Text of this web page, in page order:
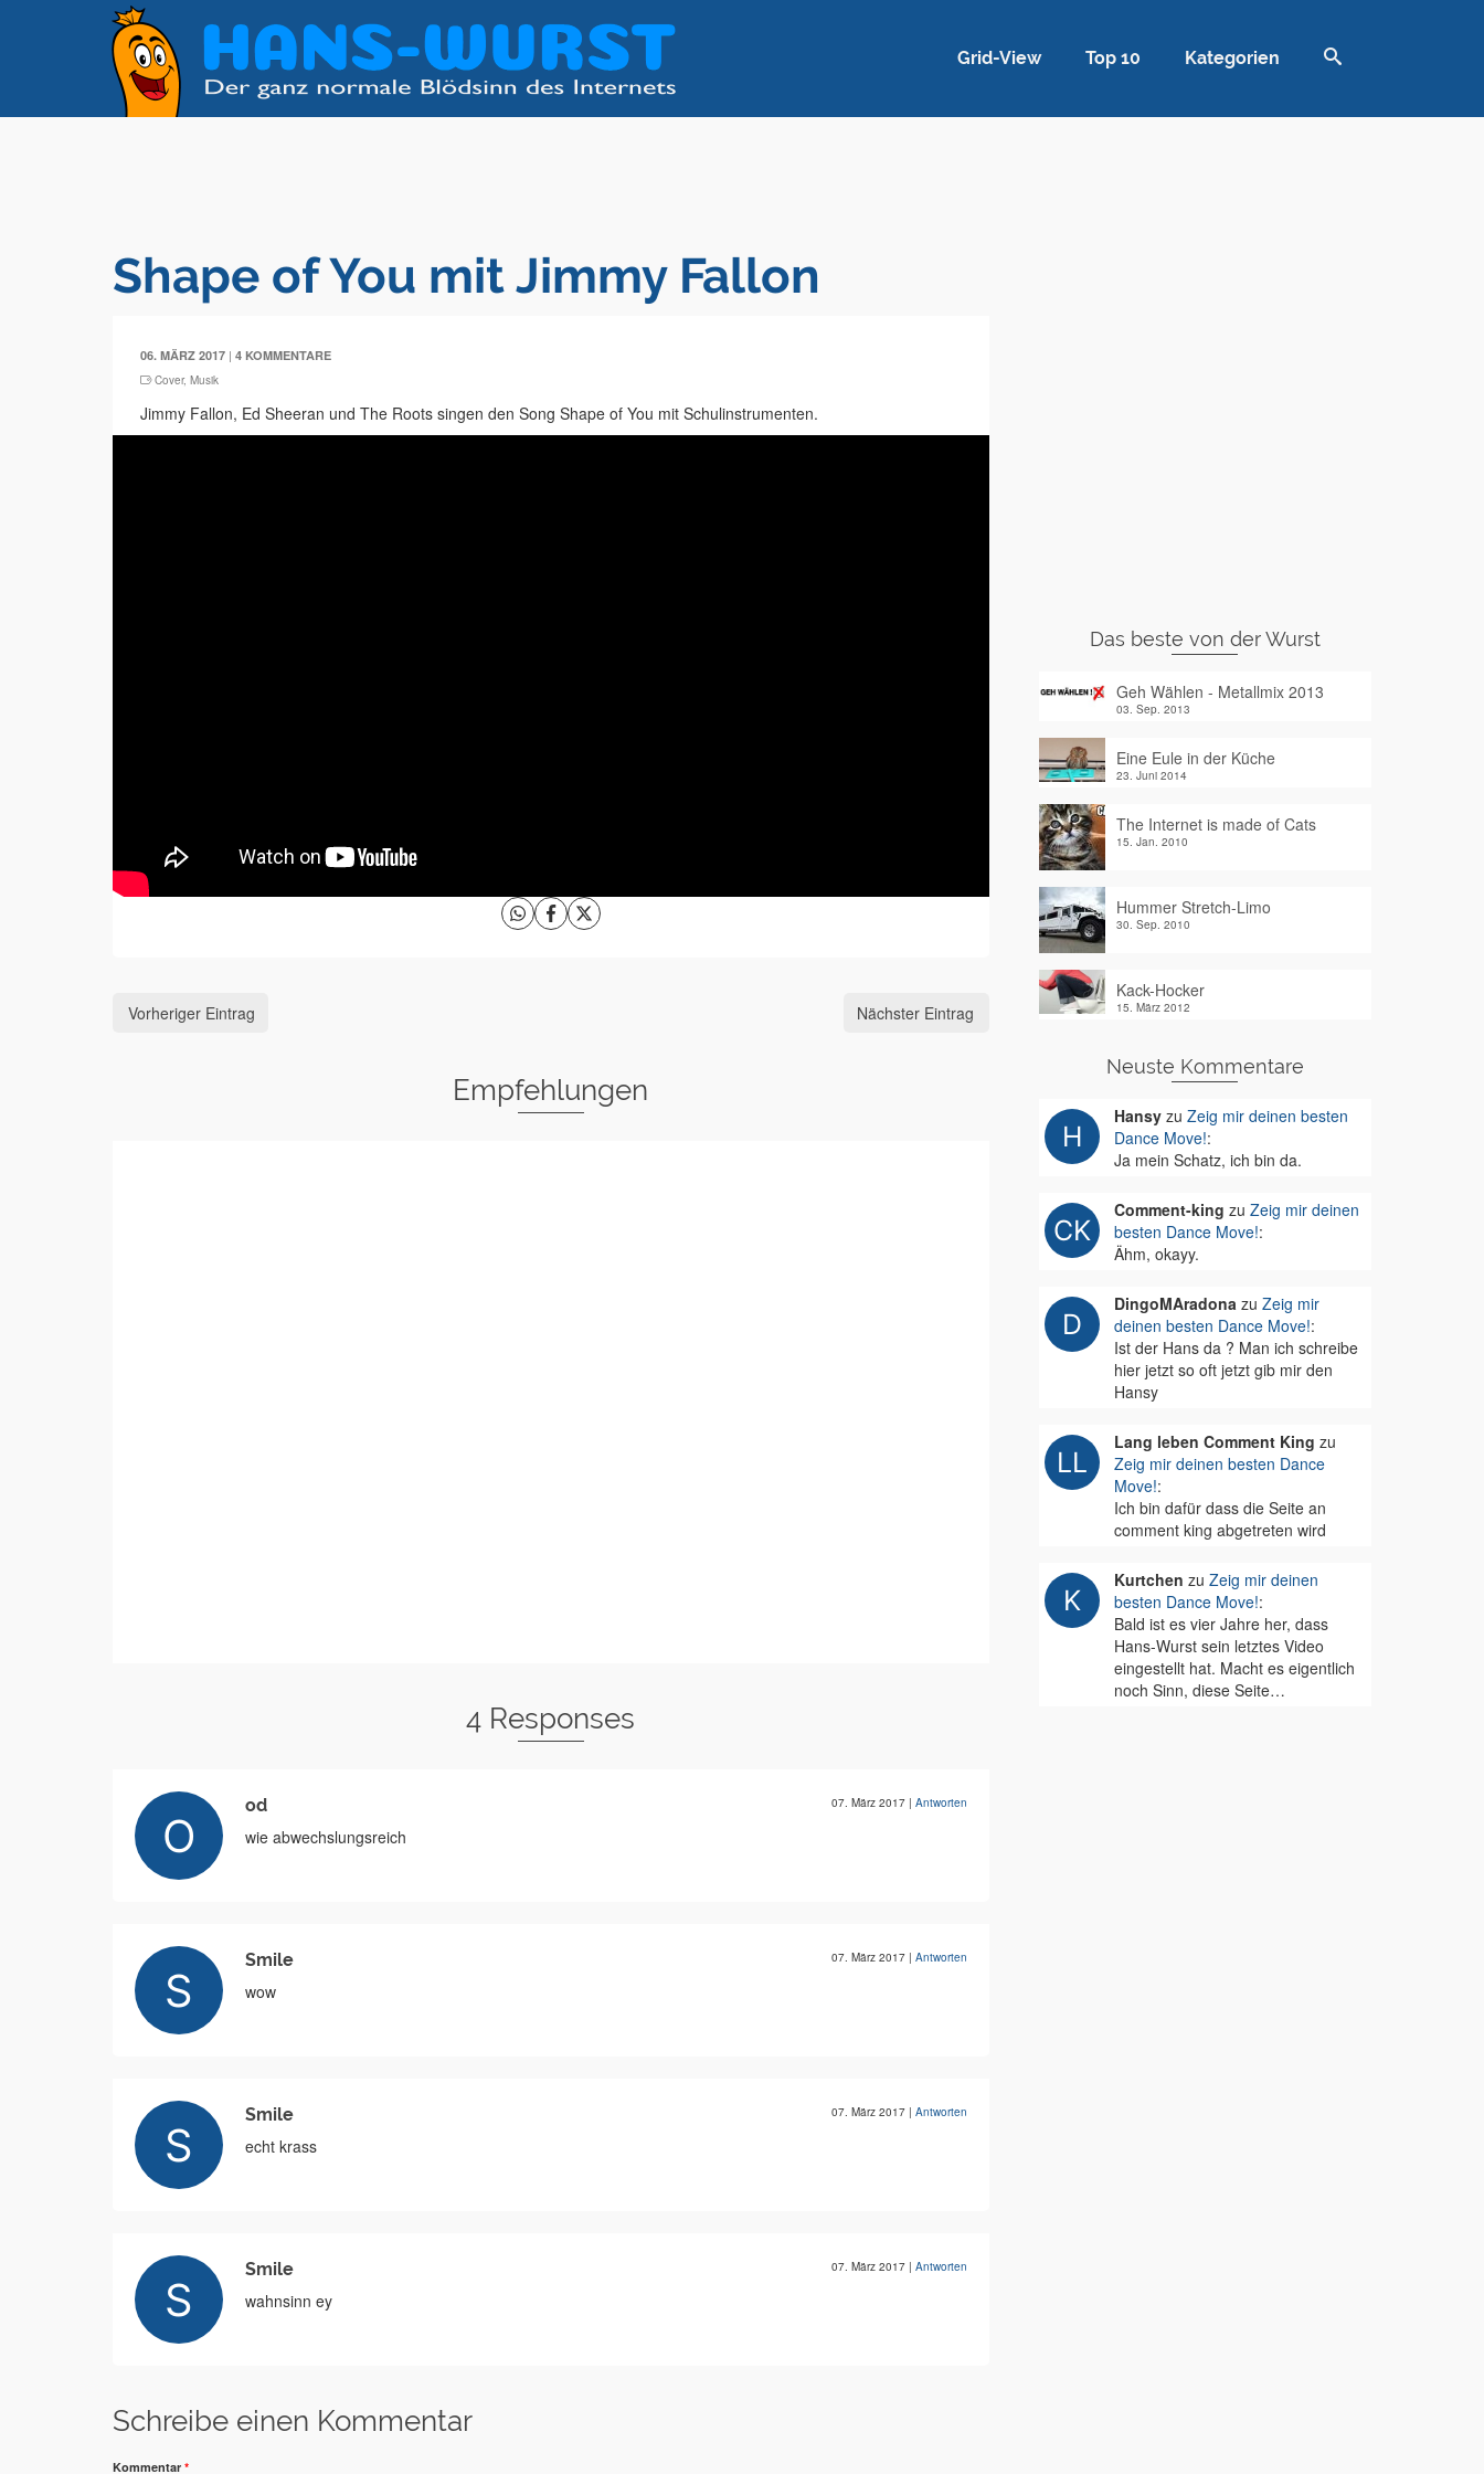
Grid-View Top 10 Kategorien
Shape of You mit Jimmy Fallon
06. MÄRZ 2017 | 4 KOMMENTARE
Cover, Musik
Jimmy Fallon, Ed Sheeran und The Roots singen den Song Shape of You mit Schulinstrumenten.
Vorheriger Eintrag Nächster Eintrag
Empfehlungen
4 Responses
od 07. März 2017 | Antworten
wie abwechslungsreich
Smile 07. März 2017 | Antworten
wow
Smile 07. März 2017 | Antworten
echt krass
Smile 07. März 2017 | Antworten
wahnsinn ey
Schreibe einen Kommentar
Kommentar *
Das beste von der Wurst
Geh Wählen - Metallmix 2013
03. Sep. 2013
Eine Eule in der Küche
23. Juni 2014
The Internet is made of Cats
15. Jan. 2010
Hummer Stretch-Limo
30. Sep. 2010
Kack-Hocker
15. März 2012
Neuste Kommentare
Hansyzu Zeig mir deinen besten
Dance Move!:
Ja mein Schatz, ich bin da.
Comment-king zu Zeig mir deinen
besten Dance Move!:
Ähm, okayy.
DingoMAradonazu Zeig mir
deinen besten Dance Move!:
Ist der Hans da ? Man ich schreibe
hier jetzt so oft jetzt gib mir den
Hansy
Lang leben Comment King zu
Zeig mir deinen besten Dance
Move!:
Ich bin dafür dass die Seite an
comment king abgetreten wird
Kurtchen zu Zeig mir deinen
besten Dance Move!:
Bald ist es vier Jahre her, dass
Hans-Wurst sein letztes Video
eingestellt hat. Macht es eigentlich
noch Sinn, diese Seite…